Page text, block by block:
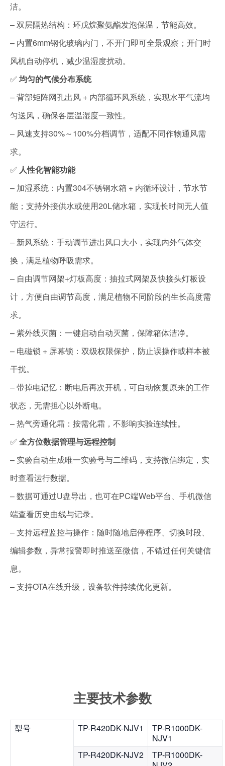
洁。
– 双层隔热结构：环戊烷聚氨酯发泡保温，节能高效。
– 内置6mm钢化玻璃内门，不开门即可全景观察；开门时
风机自动停机，减少温湿度扰动。
✅ 均匀的气候分布系统
– 背部矩阵网孔出风 + 内部循环风系统，实现水平气流均
匀送风，确保各层温湿度一致性。
– 风速支持30%～100%分档调节，适配不同作物通风需
求。
✅ 人性化智能功能
– 加湿系统：内置304不锈钢水箱 + 内循环设计，节水节
能；支持外接供水或使用20L储水箱，实现长时间无人值
守运行。
– 新风系统：手动调节进出风口大小，实现内外气体交
换，满足植物呼吸需求。
– 自由调节网架+灯板高度：抽拉式网架及快接头灯板设
计，方便自由调节高度，满足植物不同阶段的生长高度需
求。
– 紫外线灭菌：一键启动自动灭菌，保障箱体洁净。
– 电磁锁 + 屏幕锁：双级权限保护，防止误操作或样本被
干扰。
– 带掉电记忆：断电后再次开机，可自动恢复原来的工作
状态，无需担心以外断电。
– 热气旁通化霜：按需化霜，不影响实验连续性。
✅ 全方位数据管理与远程控制
– 实验自动生成唯一实验号与二维码，支持微信绑定，实
时查看运行数据。
– 数据可通过U盘导出，也可在PC端Web平台、手机微信
端查看历史曲线与记录。
– 支持远程监控与操作：随时随地启停程序、切换时段、
编辑参数，异常报警即时推送至微信，不错过任何关键信
息。
– 支持OTA在线升级，设备软件持续优化更新。
主要技术参数
型号 TP-R420DK-NJV1
TP-R1000DK-
NJV1
TP-R420DK-NJV2
TP-R1000DK-